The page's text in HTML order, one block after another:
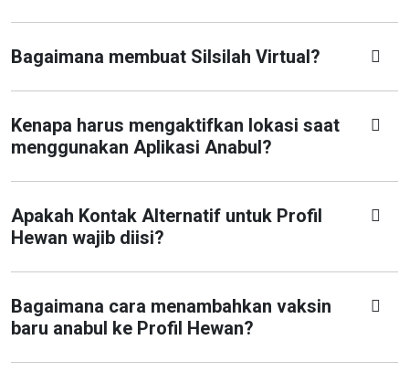
Bagaimana membuat Silsilah Virtual?
Kenapa harus mengaktifkan lokasi saat
menggunakan Aplikasi Anabul?
Apakah Kontak Alternatif untuk Profil
Hewan wajib diisi?
Bagaimana cara menambahkan vaksin
baru anabul ke Profil Hewan?